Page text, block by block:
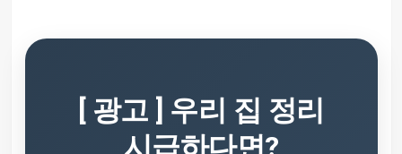
[ 광고 ] 우리 집 정리
시급하다면?